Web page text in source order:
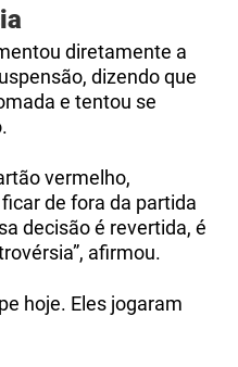
diretamente a
dizendo que
e tentou se
vermelho,
de fora da partida
decisão é revertida, é
afirmou.
hoje. Eles jogaram